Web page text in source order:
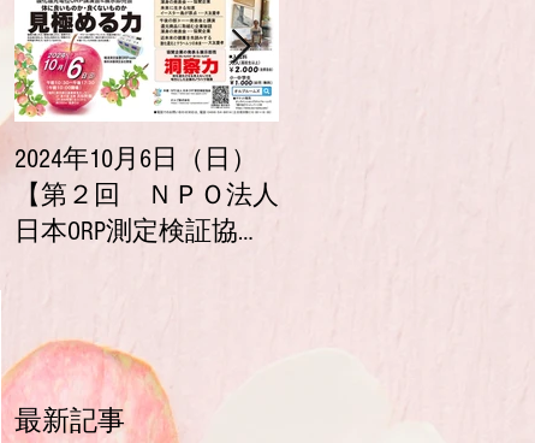
2024年10月6日（日）
【第２回 ＮＰＯ法人
日本ORP測定検証協会
ケット販売開始！
最新記事